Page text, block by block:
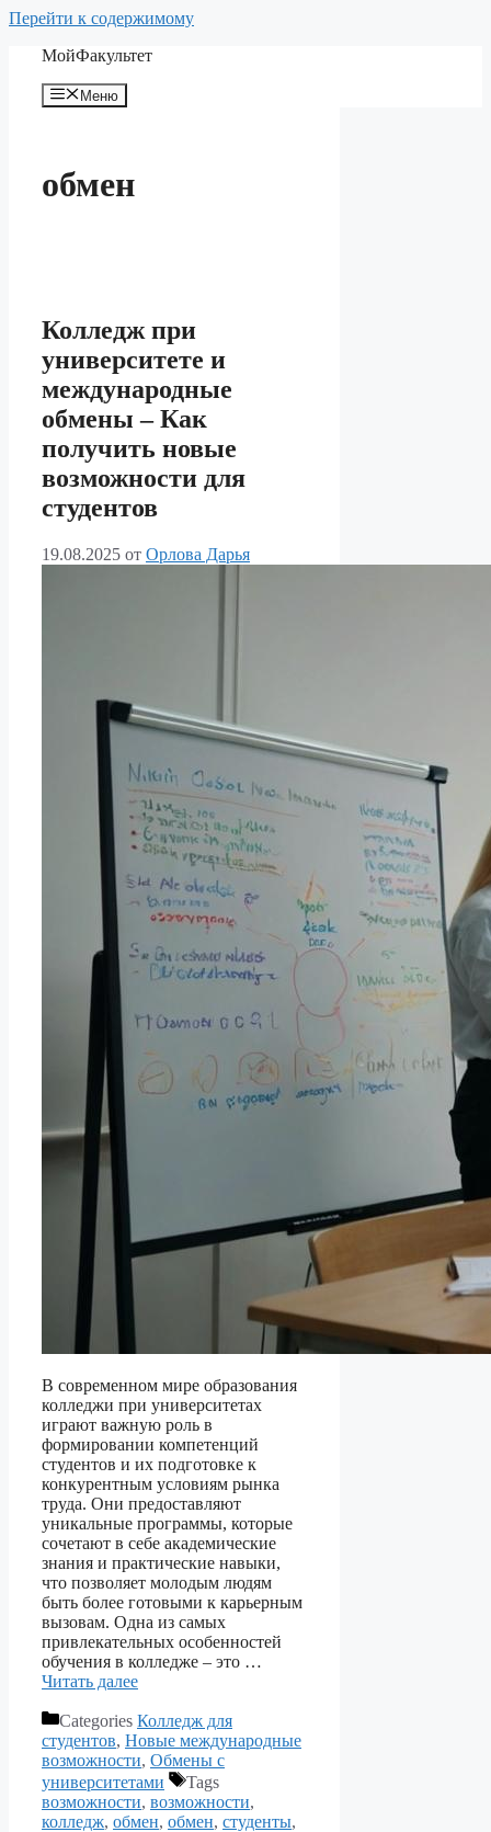
Перейти к содержимому
МойФакультет
Меню
обмен
Колледж при
университете и
международные
обмены – Как
получить новые
возможности для
студентов
19.08.2025 от Орлова Дарья
В современном мире образования
колледжи при университетах
играют важную роль в
формировании компетенций
студентов и их подготовке к
конкурентным условиям рынка
труда. Они предоставляют
уникальные программы, которые
сочетают в себе академические
знания и практические навыки,
что позволяет молодым людям
быть более готовыми к карьерным
вызовам. Одна из самых
привлекательных особенностей
обучения в колледже – это …
Читать далее
Categories Колледж для
студентов, Новые международные
возможности, Обмены с
университетами
Tags
возможности, возможности,
колледж, обмен, обмен, студенты,